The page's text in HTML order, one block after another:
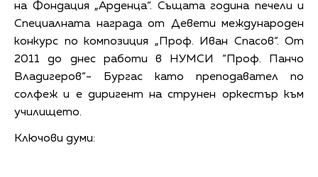
на Фондация „Арденца“. Същата година печели и
Специалната награда от Девети международен
конкурс по композиция „Проф. Иван Спасов“. От
2011 до днес работи в НУМСИ “Проф. Панчо
Владигеров“- Бургас като преподавател по
солфеж и е диригент на струнен оркестър към
училището.
Ключови думи: